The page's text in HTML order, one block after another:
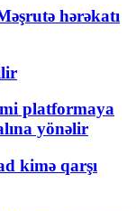
hərəkatı
platformaya
yönəlir
kimə qarşı